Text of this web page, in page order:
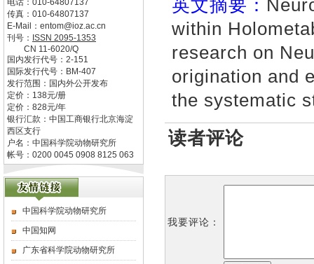
电话： 010-64807137
传真： 010-64807137
E-Mail： entom@ioz.ac.cn
刊号： ISSN 2095-1353
CN 11-6020/Q
国内发行代号： 2-151
国际发行代号： BM-407
发行范围：国内外公开发布
定价： 138元/册
定价： 828元/年
银行汇款：中国工商银行北京海淀
西区支行
户名：中国科学院动物研究所
帐号：0200 0045 0908 8125 063
中国科学院动物研究所
中国知网
广东省科学院动物研究所
英文摘要：
within
research on
origination and
the systematic
读者评论
我要评论：